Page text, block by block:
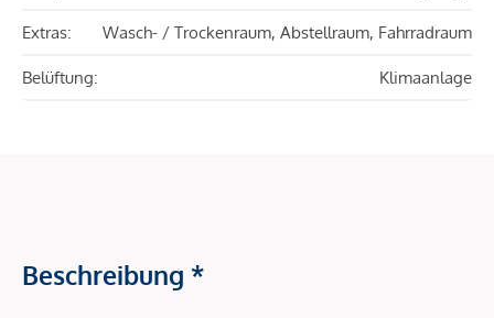
Extras: Wasch- / Trockenraum, Abstellraum, Fahrradraum
Belüftung: Klimaanlage
Beschreibung *